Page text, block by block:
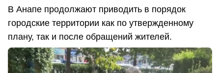
В Анапе продолжают приводить в порядок
городские территории как по утвержденному
плану, так и после обращений жителей.